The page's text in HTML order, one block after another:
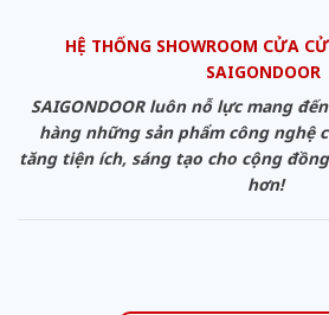
HỆ THỐNG SHOWROOM CỬA
SAIGONDOOR
SAIGONDOOR luôn nỗ lực mang
hàng những sản phẩm công nghệ
tăng tiện ích, sáng tạo cho cộng
hơn!